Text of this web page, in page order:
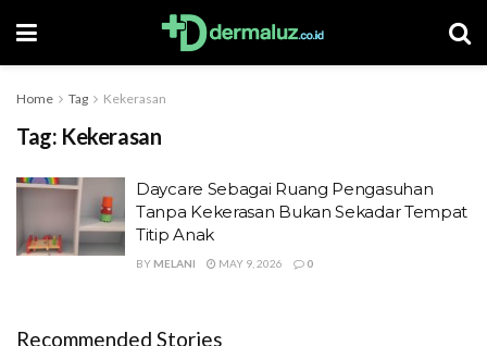
Home Tag Kekerasan
Tag: Kekerasan
Daycare Sebagai Ruang Pengasuhan
Tanpa Kekerasan Bukan Sekadar Tempat
Titip Anak
BY MELANI MAY 9, 2026 0
Recommended Stories